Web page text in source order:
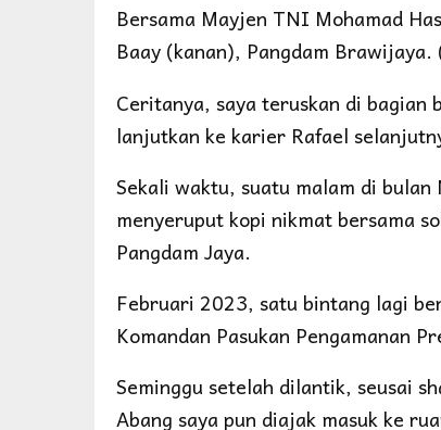
Bersama Mayjen TNI Mohamad
Baay (kanan), Pangdam
Ceritanya, saya teruskan di
lanjutkan ke karier Rafael
Sekali waktu, suatu malam di
menyeruput kopi nikmat bersama
Pangdam Jaya.
Februari 2023, satu bintang lagi
Komandan Pasukan Pengamanan
Seminggu setelah dilantik, seusai
Abang saya pun diajak masuk ke